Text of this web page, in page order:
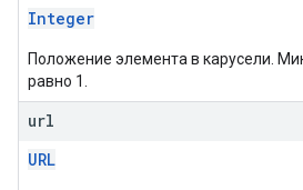
Integer
Положение элемента в карусели.
равно 1.
url
URL